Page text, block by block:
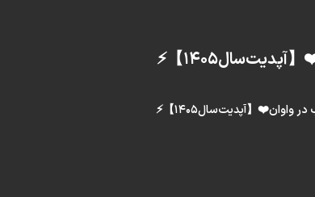
】⚡
【آپدیت‌سال۱۴۰۵】⚡